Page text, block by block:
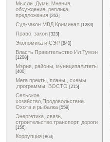
Мысли. Думы.Мнения,
обсуждения, реплика,
предложения [263]
Суд-закон.МВД.Криминал [1283]
Право, закон [323]
Экономика и СЭР [840]
Власть Правительство Ил Тумэн
[1208]
Мэрия, районы, муниципалитеты
[400]
Мега пректы, планы , схемы
,программы. ВОСТО [215]
Сельское
хозяйство,Продовольствие.
Охота и рыбалка [559]
Энергетика, связь,
строительство.транспорт, дороги
[156]
Коррупция [863]